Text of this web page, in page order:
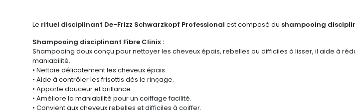
Le rituel disciplinant De-Frizz Schwarzkopf Professional est composé du shampooing
Shampooing disciplinant Fibre Clinix :
Shampooing doux conçu pour nettoyer les cheveux épais, rebelles ou difficiles à lisser, il aide à
maniabilité.
• Nettoie délicatement les cheveux épais.
• Aide à contrôler les frisottis dès le rinçage.
• Apporte douceur et brillance.
• Améliore la maniabilité pour un coiffage facilité.
• Convient aux cheveux rebelles et difficiles à coiffer.